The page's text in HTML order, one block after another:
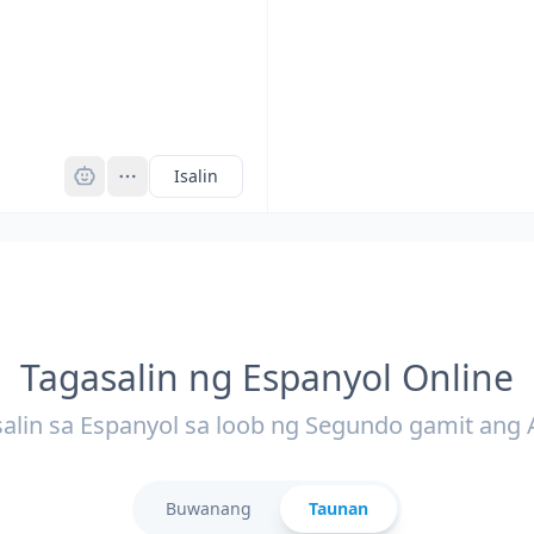
Isalin
Tagasalin ng Espanyol Online
sa Espanyol sa loob ng Segundo gamit ang
Buwanang Taunan